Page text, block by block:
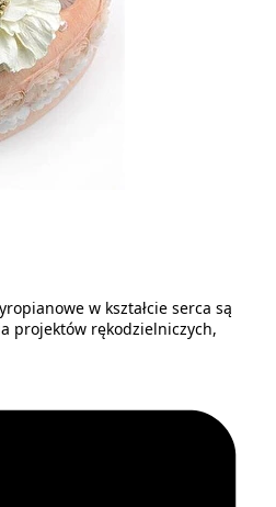
w kształcie serca są
projektów rękodzielniczych,